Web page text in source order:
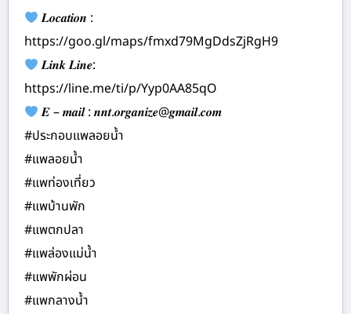
𝑳𝒐𝒄𝒂𝒕𝒊𝒐𝒏 :
https://goo.gl/maps/fmxd79MgDdsZjRgH9
𝑳𝒊𝒏𝒌 𝑳𝒊𝒏𝒆:
https://line.me/ti/p/Yyp0AA85qO
𝑬 – 𝒎𝒂𝒊𝒍 : 𝒏𝒏𝒕.𝒐𝒓𝒈𝒂𝒏𝒊𝒛𝒆@𝒈𝒎𝒂𝒊𝒍.𝒄𝒐𝒎
#ประกอบแพลอยน้ำ
#แพลอยน้ำ
#แพท่องเที่ยว
#แพบ้านพัก
#แพตกปลา
#แพล่องแม่น้ำ
#แพพักผ่อน
#แพกลางน้ำ